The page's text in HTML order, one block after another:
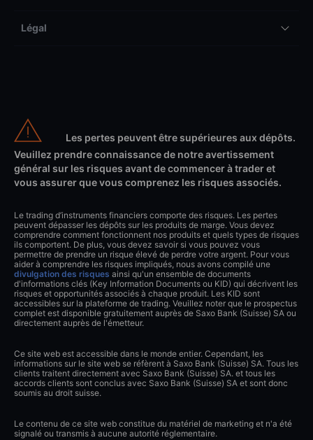
Légal
Les pertes peuvent être supérieures aux dépôts.
Veuillez prendre connaissance de notre avertissement
général sur les risques avant de commencer à trader et
vous assurer que vous comprenez les risques associés.
Le trading d’instruments financiers comporte des risques. Les pertes
peuvent dépasser les dépôts sur les produits de marge. Vous devez
comprendre comment fonctionnent nos produits et quels types de risques
ils comportent. De plus, vous devez savoir si vous pouvez vous
permettre de prendre un risque élevé de perdre votre argent. Pour vous
aider à comprendre les risques impliqués, nous avons compilé une
divulgation des risques ainsi qu'un ensemble de documents
d'informations clés (Key Information Documents ou KID) qui décrivent les
risques et opportunités associés à chaque produit. Les KID sont
accessibles sur la plateforme de trading. Veuillez noter que le prospectus
complet est disponible gratuitement auprès de Saxo Bank (Suisse) SA ou
directement auprès de l'émetteur.
Ce site web est accessible dans le monde entier. Cependant, les
informations sur le site web se réfèrent à Saxo Bank (Suisse) SA. Tous les
clients traitent directement avec Saxo Bank (Suisse) SA. et tous les
accords clients sont conclus avec Saxo Bank (Suisse) SA et sont donc
soumis au droit suisse.
Le contenu de ce site web constitue du matériel de marketing et n'a été
signalé ou transmis à aucune autorité réglementaire.